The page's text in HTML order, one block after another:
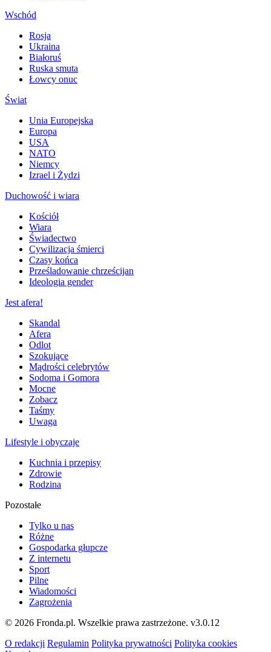
Wschód
Rosja
Ukraina
Białoruś
Ruska smuta
Łowcy onuc
Świat
Unia Europejska
Europa
USA
NATO
Niemcy
Izrael i Żydzi
Duchowość i wiara
Kościół
Wiara
Świadectwo
Cywilizacja śmierci
Czasy końca
Prześladowanie chrześcijan
Ideologia gender
Jest afera!
Skandal
Afera
Odlot
Szokujące
Mądrości celebrytów
Sodoma i Gomora
Mocne
Zobacz
Taśmy
Uwaga
Lifestyle i obyczaje
Kuchnia i przepisy
Zdrowie
Rodzina
Pozostałe
Tylko u nas
Różne
Gospodarka głupcze
Z internetu
Sport
Pilne
Wiadomości
Zagrożenia
© 2026 Fronda.pl. Wszelkie prawa zastrzeżone. v3.0.12
O redakcji Regulamin Polityka prywatności Polityka cookies